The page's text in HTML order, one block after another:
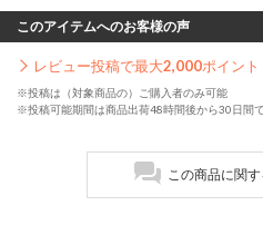
このアイテムへのお客様の声
レビュー投稿で最大2,000ポイント
※投稿は（対象商品の）ご購入者のみ可能
※投稿可能期間は商品出荷48時間後から30日間
この商品に関